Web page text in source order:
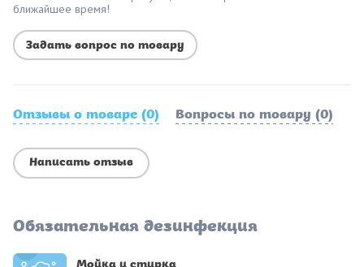
ближайшее время!
Задать вопрос по товару
Отзывы о товаре (0) Вопросы по товару (0)
Написать отзыв
Обязательная дезинфекция